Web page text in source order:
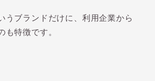
うブランドだけに、利用企業から
も特徴です。